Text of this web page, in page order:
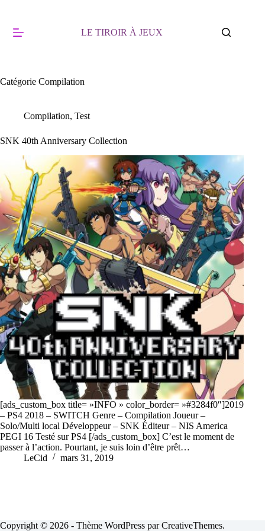
LE TIROIR À JEUX
Catégorie Compilation
Compilation, Test
SNK 40th Anniversary Collection
[ads_custom_box title= »INFO » color_border= »#3284f0″]2019
– PS4 2018 – SWITCH Genre – Compilation Joueur –
Solo/Multi local Développeur – SNK Éditeur – NIS America
PEGI 16 Testé sur PS4 [/ads_custom_box] C’est le moment de
passer à l’action. Pourtant, je suis loin d’être prêt…
LeCid
mars 31, 2019
Copyright © 2026 - Thème WordPress parCreativeThemes.